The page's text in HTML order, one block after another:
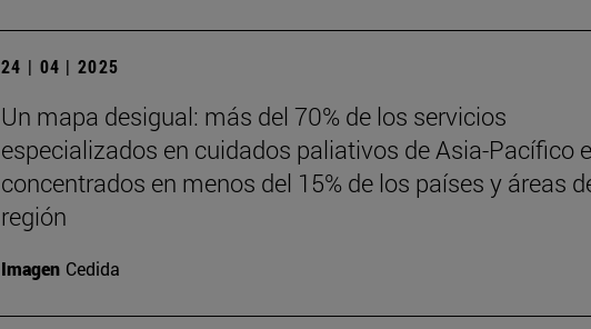
24 | 04 | 2025
Un mapa desigual: más del 70% de los servicios
especializados en cuidados paliativos de Asia-Pacífico
concentrados en menos del 15% de los países y áreas
región
Imagen Cedida